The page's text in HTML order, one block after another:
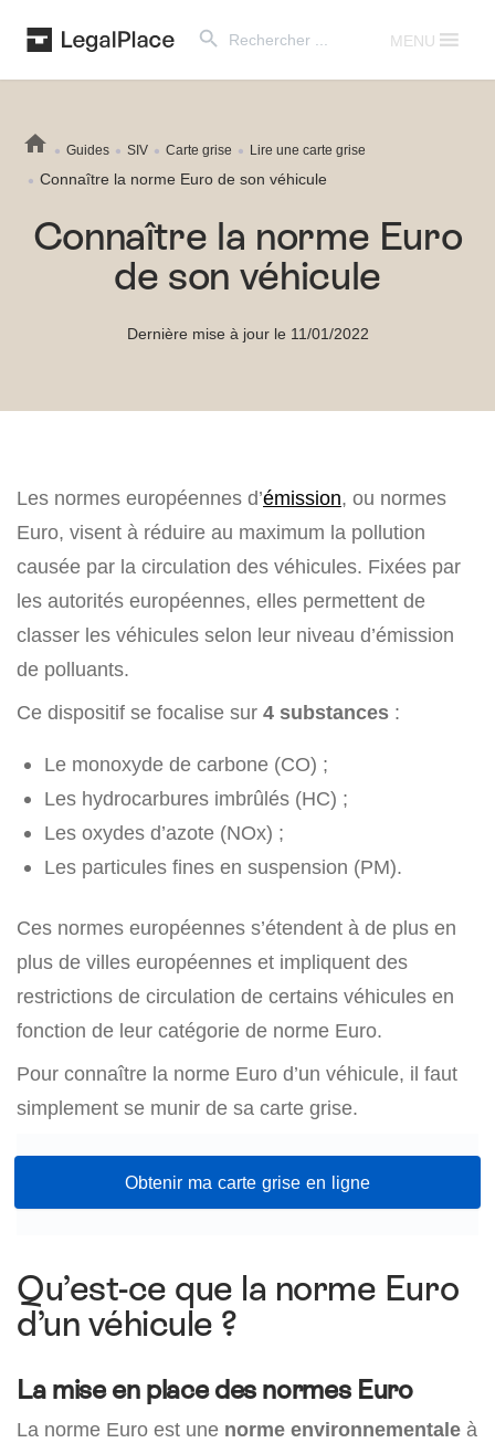
for:
MENU
Guides SIV Carte grise Lire une carte grise
Connaître la norme Euro de son véhicule
Connaître la norme Euro
de son véhicule
Dernière mise à jour le 11/01/2022
Les normes européennes d’émission, ou normes
Euro, visent à réduire au maximum la pollution
causée par la circulation des véhicules. Fixées par
les autorités européennes, elles permettent de
classer les véhicules selon leur niveau d’émission
de polluants.
Ce dispositif se focalise sur 4 substances :
Le monoxyde de carbone (CO) ;
Les hydrocarbures imbrûlés (HC) ;
Les oxydes d’azote (NOx) ;
Les particules fines en suspension (PM).
Ces normes européennes s’étendent à de plus en
plus de villes européennes et impliquent des
restrictions de circulation de certains véhicules en
fonction de leur catégorie de norme Euro.
Pour connaître la norme Euro d’un véhicule, il faut
simplement se munir de sa carte grise.
Obtenir ma carte grise en ligne
Qu’est-ce que la norme Euro
d’un véhicule ?
La mise en place des normes Euro
La norme Euro est une norme environnementale à